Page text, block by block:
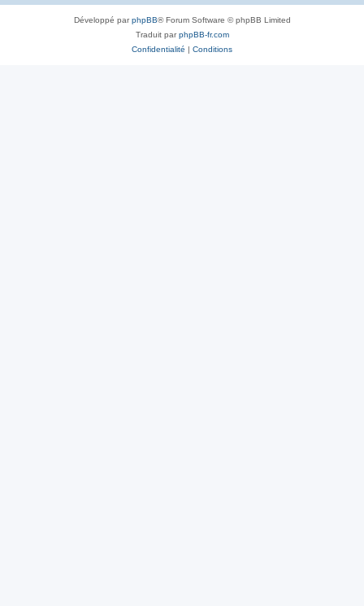
Développé parphpBB® Forum Software © phpBB Limited
Traduit parphpBB-fr.com
Confidentialité | Conditions